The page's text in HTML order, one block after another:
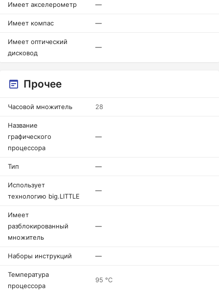
Имеет акселерометр —
Имеет компас —
Имеет оптический
дисковод
—
Прочее
Часовой множитель 28
Название
графического
процессора
—
Тип —
Использует
технологию big.LITTLE
—
Имеет
разблокированный
множитель
—
Наборы инструкций —
Температура
процессора
95 °C